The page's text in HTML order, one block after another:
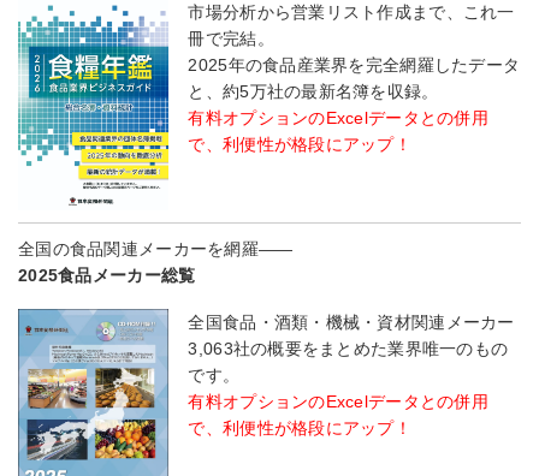
市場分析から営業リスト作成まで、これ一
冊で完結。
2025年の食品産業界を完全網羅したデータ
と、約5万社の最新名簿を収録。
有料オプションのExcelデータとの併用
で、利便性が格段にアップ！
全国の食品関連メーカーを網羅――
2025食品メーカー総覧
全国食品・酒類・機械・資材関連メーカー
3,063社の概要をまとめた業界唯一のもの
です。
有料オプションのExcelデータとの併用
で、利便性が格段にアップ！